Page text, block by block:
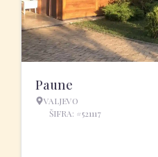
Paune
VALJEVO
ŠIFRA: #521117